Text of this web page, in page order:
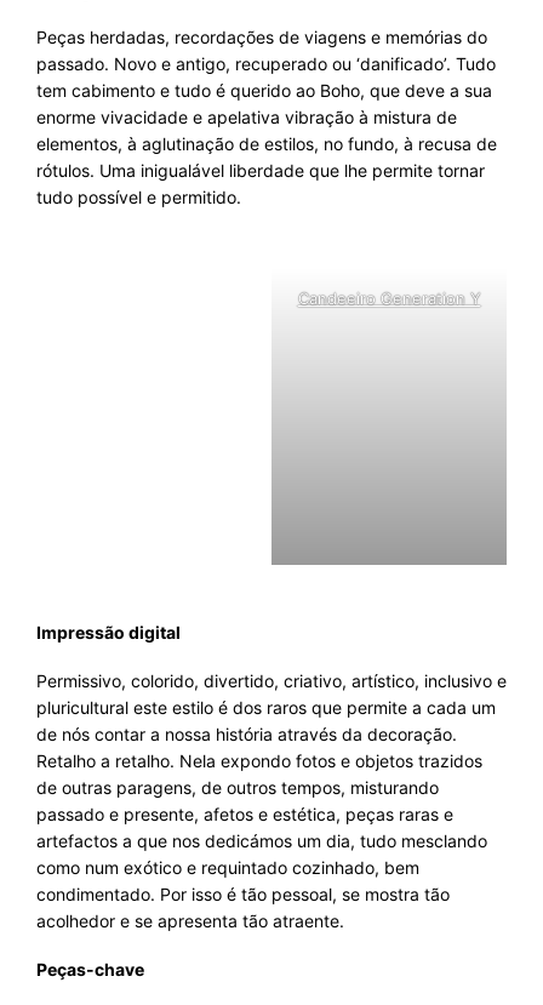
Peças herdadas, recordações de viagens e memórias do
passado. Novo e antigo, recuperado ou ‘danificado’. Tudo
tem cabimento e tudo é querido ao Boho, que deve a sua
enorme vivacidade e apelativa vibração à mistura de
elementos, à aglutinação de estilos, no fundo, à recusa de
rótulos. Uma inigualável liberdade que lhe permite tornar
tudo possível e permitido.
Candeeiro Generation Y
Impressão digital
Permissivo, colorido, divertido, criativo, artístico, inclusivo e
pluricultural este estilo é dos raros que permite a cada um
de nós contar a nossa história através da decoração.
Retalho a retalho. Nela expondo fotos e objetos trazidos
de outras paragens, de outros tempos, misturando
passado e presente, afetos e estética, peças raras e
artefactos a que nos dedicámos um dia, tudo mesclando
como num exótico e requintado cozinhado, bem
condimentado. Por isso é tão pessoal, se mostra tão
acolhedor e se apresenta tão atraente.
Peças-chave